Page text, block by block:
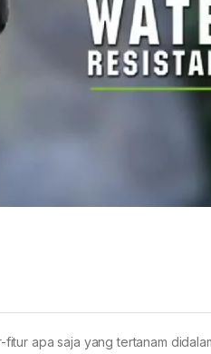
apa saja yang tertanam